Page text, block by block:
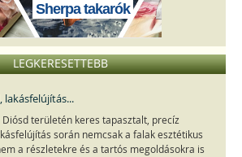
Sherpa takarók
LEGKERESETTEBB
lakásfelújítás...
területén keres tapasztalt, precíz
során nemcsak a falak esztétikus
a részletekre és a tartós megoldásokra is